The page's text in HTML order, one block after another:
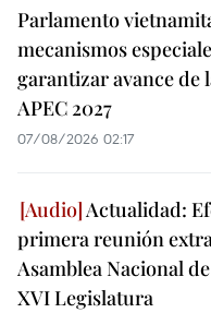
Parlamento
mecanismos
garantizar avance de
APEC 2027
07/08/2026 02:17
Actualidad:
primera reunión
Asamblea Nacional
XVI Legislatura